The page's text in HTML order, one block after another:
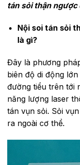
tán sỏi thận ngược
Nội soi tán sỏi
là gì?
Đây là phương
biên độ di động
đường tiểu trên tới
năng lượng laser
tán vụn sỏi. Sỏi
ra ngoài cơ thể.